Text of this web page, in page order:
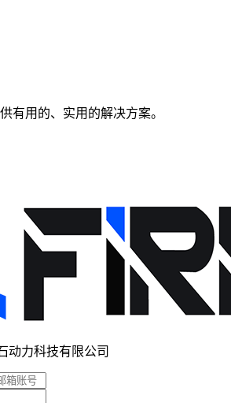
有用的、实用的解决方案。
动力科技有限公司